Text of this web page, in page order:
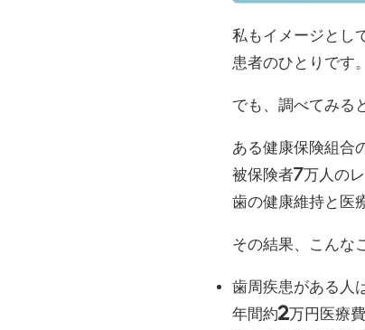
私もイメージとし
患者のひとりです。
でも、調べてみる
ある健康保険組合
被保険者7万人の
歯の健康維持と医
その結果、こんな
歯周疾患がある人
年間約2万円医療